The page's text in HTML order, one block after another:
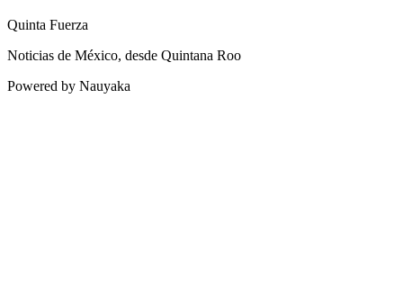
Quinta Fuerza
Noticias de México, desde Quintana Roo
Powered by Nauyaka